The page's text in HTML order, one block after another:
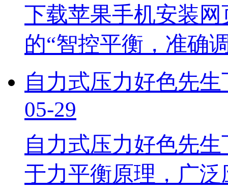
下载苹果手机安装网
的“智控平衡，准
自力式压力好色先
05-29
自力式压力好色先
于力平衡原理，广泛